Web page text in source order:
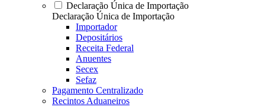
Declaração Única de Importação
Declaração Única de Importação
Importador
Depositários
Receita Federal
Anuentes
Secex
Sefaz
Pagamento Centralizado
Recintos Aduaneiros